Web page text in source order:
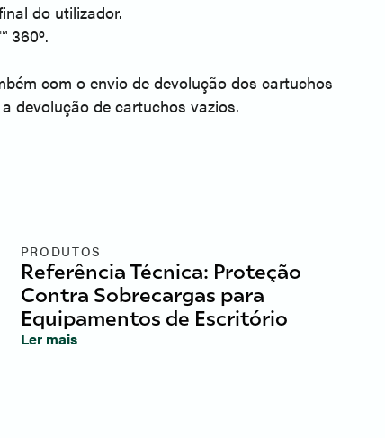
do utilizador.
360º.
com o envio de devolução dos cartuchos
devolução de cartuchos vazios.
PRODUTOS
Referência Técnica: Proteção
Contra Sobrecargas para
Equipamentos de Escritório
Ler mais